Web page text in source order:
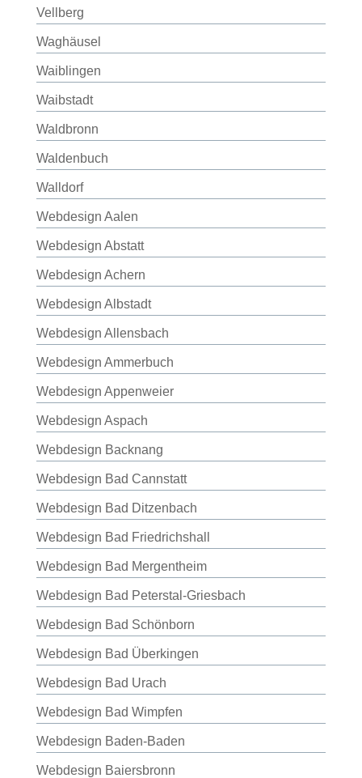
Vellberg
Waghäusel
Waiblingen
Waibstadt
Waldbronn
Waldenbuch
Walldorf
Webdesign Aalen
Webdesign Abstatt
Webdesign Achern
Webdesign Albstadt
Webdesign Allensbach
Webdesign Ammerbuch
Webdesign Appenweier
Webdesign Aspach
Webdesign Backnang
Webdesign Bad Cannstatt
Webdesign Bad Ditzenbach
Webdesign Bad Friedrichshall
Webdesign Bad Mergentheim
Webdesign Bad Peterstal-Griesbach
Webdesign Bad Schönborn
Webdesign Bad Überkingen
Webdesign Bad Urach
Webdesign Bad Wimpfen
Webdesign Baden-Baden
Webdesign Baiersbronn